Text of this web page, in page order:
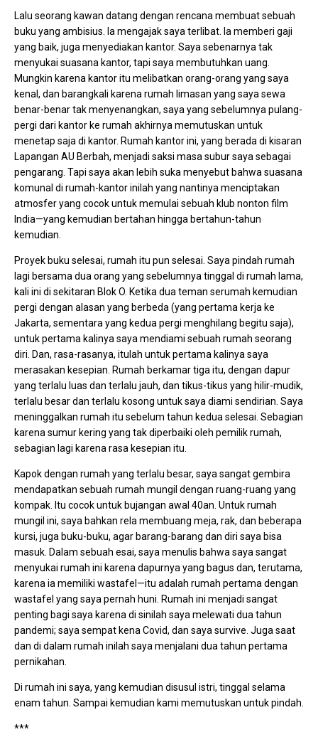
Lalu seorang kawan datang dengan rencana membuat sebuah
buku yang ambisius. Ia mengajak saya terlibat. Ia memberi gaji
yang baik, juga menyediakan kantor. Saya sebenarnya tak
menyukai suasana kantor, tapi saya membutuhkan uang.
Mungkin karena kantor itu melibatkan orang-orang yang saya
kenal, dan barangkali karena rumah limasan yang saya sewa
benar-benar tak menyenangkan, saya yang sebelumnya pulang-
pergi dari kantor ke rumah akhirnya memutuskan untuk
menetap saja di kantor. Rumah kantor ini, yang berada di kisaran
Lapangan AU Berbah, menjadi saksi masa subur saya sebagai
pengarang. Tapi saya akan lebih suka menyebut bahwa suasana
komunal di rumah-kantor inilah yang nantinya menciptakan
atmosfer yang cocok untuk memulai sebuah klub nonton film
India—yang kemudian bertahan hingga bertahun-tahun
kemudian.
Proyek buku selesai, rumah itu pun selesai. Saya pindah rumah
lagi bersama dua orang yang sebelumnya tinggal di rumah lama,
kali ini di sekitaran Blok O. Ketika dua teman serumah kemudian
pergi dengan alasan yang berbeda (yang pertama kerja ke
Jakarta, sementara yang kedua pergi menghilang begitu saja),
untuk pertama kalinya saya mendiami sebuah rumah seorang
diri. Dan, rasa-rasanya, itulah untuk pertama kalinya saya
merasakan kesepian. Rumah berkamar tiga itu, dengan dapur
yang terlalu luas dan terlalu jauh, dan tikus-tikus yang hilir-mudik,
terlalu besar dan terlalu kosong untuk saya diami sendirian. Saya
meninggalkan rumah itu sebelum tahun kedua selesai. Sebagian
karena sumur kering yang tak diperbaiki oleh pemilik rumah,
sebagian lagi karena rasa kesepian itu.
Kapok dengan rumah yang terlalu besar, saya sangat gembira
mendapatkan sebuah rumah mungil dengan ruang-ruang yang
kompak. Itu cocok untuk bujangan awal 40an. Untuk rumah
mungil ini, saya bahkan rela membuang meja, rak, dan beberapa
kursi, juga buku-buku, agar barang-barang dan diri saya bisa
masuk. Dalam sebuah esai, saya menulis bahwa saya sangat
menyukai rumah ini karena dapurnya yang bagus dan, terutama,
karena ia memiliki wastafel—itu adalah rumah pertama dengan
wastafel yang saya pernah huni. Rumah ini menjadi sangat
penting bagi saya karena di sinilah saya melewati dua tahun
pandemi; saya sempat kena Covid, dan saya survive. Juga saat
dan di dalam rumah inilah saya menjalani dua tahun pertama
pernikahan.
Di rumah ini saya, yang kemudian disusul istri, tinggal selama
enam tahun. Sampai kemudian kami memutuskan untuk pindah.
***